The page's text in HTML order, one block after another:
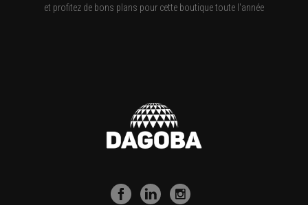
et profitez de bons plans pour cette boutique toute l'année